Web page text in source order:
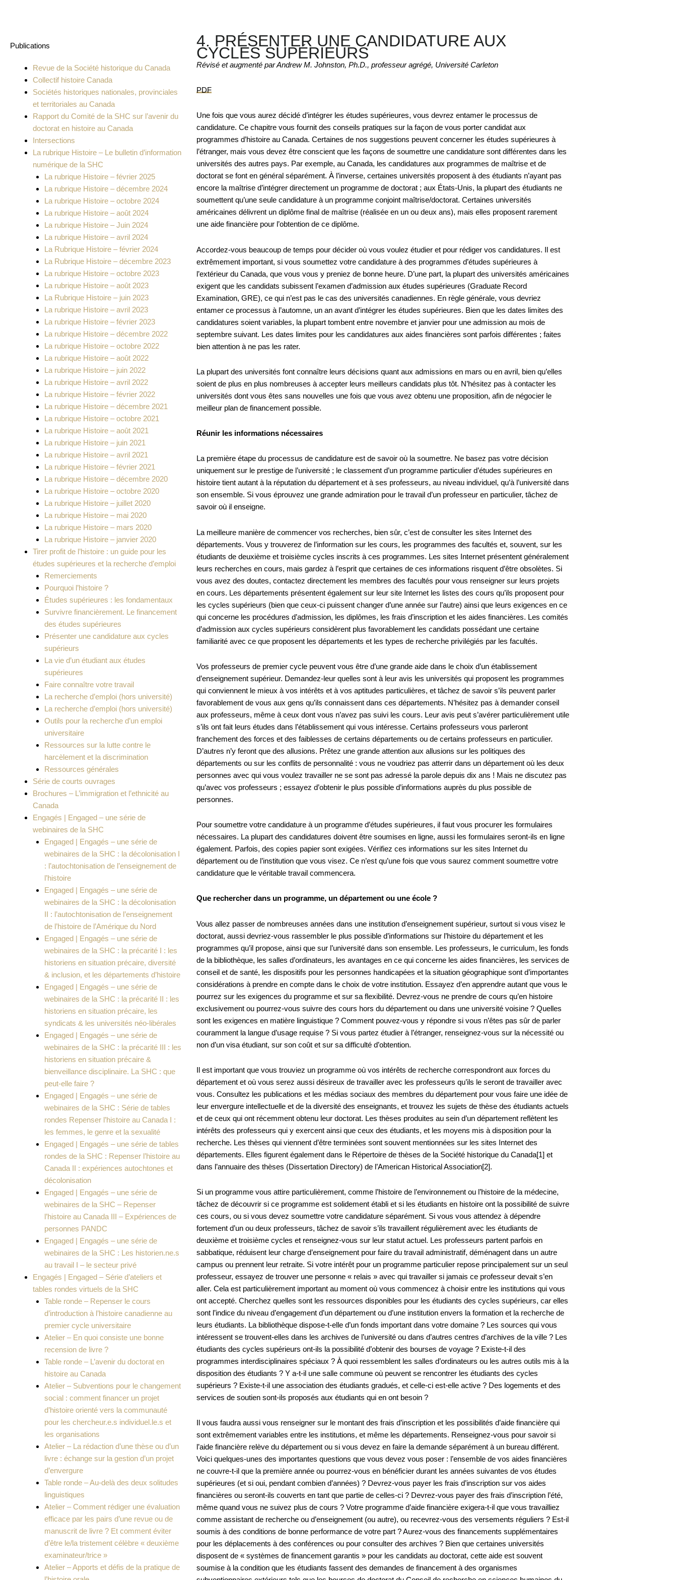
Publications
Revue de la Société historique du Canada
Collectif histoire Canada
Sociétés historiques nationales, provinciales
et territoriales au Canada
Rapport du Comité de la SHC sur l’avenir du
doctorat en histoire au Canada
Intersections
La rubrique Histoire – Le bulletin d’information
numérique de la SHC
La rubrique Histoire – février 2025
La rubrique Histoire – décembre 2024
La rubrique Histoire – octobre 2024
La rubrique Histoire – août 2024
La rubrique Histoire – Juin 2024
La rubrique Histoire – avril 2024
La Rubrique Histoire – février 2024
La Rubrique Histoire – décembre 2023
La rubrique Histoire – octobre 2023
La rubrique Histoire – août 2023
La Rubrique Histoire – juin 2023
La rubrique Histoire – avril 2023
La rubrique Histoire – février 2023
La rubrique Histoire – décembre 2022
La rubrique Histoire – octobre 2022
La rubrique Histoire – août 2022
La rubrique Histoire – juin 2022
La rubrique Histoire – avril 2022
La rubrique Histoire – février 2022
La rubrique Histoire – décembre 2021
La rubrique Histoire – octobre 2021
La rubrique Histoire – août 2021
La rubrique Histoire – juin 2021
La rubrique Histoire – avril 2021
La rubrique Histoire – février 2021
La rubrique Histoire – décembre 2020
La rubrique Histoire – octobre 2020
La rubrique Histoire – juillet 2020
La rubrique Histoire – mai 2020
La rubrique Histoire – mars 2020
La rubrique Histoire – janvier 2020
Tirer profit de l’histoire : un guide pour les
études supérieures et la recherche d’emploi
Remerciements
Pourquoi l’histoire ?
Études supérieures : les fondamentaux
Survivre financièrement. Le financement
des études supérieures
Présenter une candidature aux cycles
supérieurs
La vie d’un étudiant aux études
supérieures
Faire connaître votre travail
La recherche d’emploi (hors université)
La recherche d’emploi (hors université)
Outils pour la recherche d’un emploi
universitaire
Ressources sur la lutte contre le
harcèlement et la discrimination
Ressources générales
Série de courts ouvrages
Brochures – L’immigration et l’ethnicité au
Canada
Engagés | Engaged – une série de
webinaires de la SHC
Engaged | Engagés – une série de
webinaires de la SHC : la décolonisation I
: l’autochtonisation de l’enseignement de
l’histoire
Engaged | Engagés – une série de
webinaires de la SHC : la décolonisation
II : l’autochtonisation de l’enseignement
de l’histoire de l’Amérique du Nord
Engaged | Engagés – une série de
webinaires de la SHC : la précarité I : les
historiens en situation précaire, diversité
& inclusion, et les départements d’histoire
Engaged | Engagés – une série de
webinaires de la SHC : la précarité II : les
historiens en situation précaire, les
syndicats & les universités néo-libérales
Engaged | Engagés – une série de
webinaires de la SHC : la précarité III : les
historiens en situation précaire &
bienveillance disciplinaire. La SHC : que
peut-elle faire ?
Engaged | Engagés – une série de
webinaires de la SHC : Série de tables
rondes Repenser l’histoire au Canada I :
les femmes, le genre et la sexualité
Engaged | Engagés – une série de tables
rondes de la SHC : Repenser l’histoire au
Canada II : expériences autochtones et
décolonisation
Engaged | Engagés – une série de
webinaires de la SHC – Repenser
l’histoire au Canada III – Expériences de
personnes PANDC
Engaged | Engagés – une série de
webinaires de la SHC : Les historien.ne.s
au travail I – le secteur privé
Engagés | Engaged – Série d’ateliers et
tables rondes virtuels de la SHC
Table ronde – Repenser le cours
d’introduction à l’histoire canadienne au
premier cycle universitaire
Atelier – En quoi consiste une bonne
recension de livre ?
Table ronde – L’avenir du doctorat en
histoire au Canada
Atelier – Subventions pour le changement
social : comment financer un projet
d’histoire orienté vers la communauté
pour les chercheur.e.s individuel.le.s et
les organisations
Atelier – La rédaction d’une thèse ou d’un
livre : échange sur la gestion d’un projet
d’envergure
Table ronde – Au-delà des deux solitudes
linguistiques
Atelier – Comment rédiger une évaluation
efficace par les pairs d’une revue ou de
manuscrit de livre ? Et comment éviter
d’être le/la tristement célèbre « deuxième
examinateur/trice »
Atelier – Apports et défis de la pratique de
4. PRÉSENTER UNE CANDIDATURE AUX
CYCLES SUPÉRIEURS
Révisé et augmenté par Andrew M. Johnston, Ph.D., professeur agrégé, Université Carleton
PDF
Une fois que vous aurez décidé d’intégrer les études supérieures, vous devrez entamer le processus de
candidature. Ce chapitre vous fournit des conseils pratiques sur la façon de vous porter candidat aux
programmes d’histoire au Canada. Certaines de nos suggestions peuvent concerner les études supérieures à
l’étranger, mais vous devez être conscient que les façons de soumettre une candidature sont différentes dans les
universités des autres pays. Par exemple, au Canada, les candidatures aux programmes de maîtrise et de
doctorat se font en général séparément. À l’inverse, certaines universités proposent à des étudiants n’ayant pas
encore la maîtrise d’intégrer directement un programme de doctorat ; aux États-Unis, la plupart des étudiants ne
soumettent qu’une seule candidature à un programme conjoint maîtrise/doctorat. Certaines universités
américaines délivrent un diplôme final de maîtrise (réalisée en un ou deux ans), mais elles proposent rarement
une aide financière pour l’obtention de ce diplôme.
Accordez-vous beaucoup de temps pour décider où vous voulez étudier et pour rédiger vos candidatures. Il est
extrêmement important, si vous soumettez votre candidature à des programmes d’études supérieures à
l’extérieur du Canada, que vous vous y preniez de bonne heure. D’une part, la plupart des universités américaines
exigent que les candidats subissent l’examen d’admission aux études supérieures (Graduate Record
Examination, GRE), ce qui n’est pas le cas des universités canadiennes. En règle générale, vous devriez
entamer ce processus à l’automne, un an avant d’intégrer les études supérieures. Bien que les dates limites des
candidatures soient variables, la plupart tombent entre novembre et janvier pour une admission au mois de
septembre suivant. Les dates limites pour les candidatures aux aides financières sont parfois différentes ; faites
bien attention à ne pas les rater.
La plupart des universités font connaître leurs décisions quant aux admissions en mars ou en avril, bien qu’elles
soient de plus en plus nombreuses à accepter leurs meilleurs candidats plus tôt. N’hésitez pas à contacter les
universités dont vous êtes sans nouvelles une fois que vous avez obtenu une proposition, afin de négocier le
meilleur plan de financement possible.
Réunir les informations nécessaires
La première étape du processus de candidature est de savoir où la soumettre. Ne basez pas votre décision
uniquement sur le prestige de l’université ; le classement d’un programme particulier d’études supérieures en
histoire tient autant à la réputation du département et à ses professeurs, au niveau individuel, qu’à l’université dans
son ensemble. Si vous éprouvez une grande admiration pour le travail d’un professeur en particulier, tâchez de
savoir où il enseigne.
La meilleure manière de commencer vos recherches, bien sûr, c’est de consulter les sites Internet des
départements. Vous y trouverez de l’information sur les cours, les programmes des facultés et, souvent, sur les
étudiants de deuxième et troisième cycles inscrits à ces programmes. Les sites Internet présentent généralement
leurs recherches en cours, mais gardez à l’esprit que certaines de ces informations risquent d’être obsolètes. Si
vous avez des doutes, contactez directement les membres des facultés pour vous renseigner sur leurs projets
en cours. Les départements présentent également sur leur site Internet les listes des cours qu’ils proposent pour
les cycles supérieurs (bien que ceux-ci puissent changer d’une année sur l’autre) ainsi que leurs exigences en ce
qui concerne les procédures d’admission, les diplômes, les frais d’inscription et les aides financières. Les comités
d’admission aux cycles supérieurs considèrent plus favorablement les candidats possédant une certaine
familiarité avec ce que proposent les départements et les types de recherche privilégiés par les facultés.
Vos professeurs de premier cycle peuvent vous être d’une grande aide dans le choix d’un établissement
d’enseignement supérieur. Demandez-leur quelles sont à leur avis les universités qui proposent les programmes
qui conviennent le mieux à vos intérêts et à vos aptitudes particulières, et tâchez de savoir s’ils peuvent parler
favorablement de vous aux gens qu’ils connaissent dans ces départements. N’hésitez pas à demander conseil
aux professeurs, même à ceux dont vous n’avez pas suivi les cours. Leur avis peut s’avérer particulièrement utile
s’ils ont fait leurs études dans l’établissement qui vous intéresse. Certains professeurs vous parleront
franchement des forces et des faiblesses de certains départements ou de certains professeurs en particulier.
D’autres n’y feront que des allusions. Prêtez une grande attention aux allusions sur les politiques des
départements ou sur les conflits de personnalité : vous ne voudriez pas atterrir dans un département où les deux
personnes avec qui vous voulez travailler ne se sont pas adressé la parole depuis dix ans ! Mais ne discutez pas
qu’avec vos professeurs ; essayez d’obtenir le plus possible d’informations auprès du plus possible de
personnes.
Pour soumettre votre candidature à un programme d’études supérieures, il faut vous procurer les formulaires
nécessaires. La plupart des candidatures doivent être soumises en ligne, aussi les formulaires seront-ils en ligne
également. Parfois, des copies papier sont exigées. Vérifiez ces informations sur les sites Internet du
département ou de l’institution que vous visez. Ce n’est qu’une fois que vous saurez comment soumettre votre
candidature que le véritable travail commencera.
Que rechercher dans un programme, un département ou une école ?
Vous allez passer de nombreuses années dans une institution d’enseignement supérieur, surtout si vous visez le
doctorat, aussi devriez-vous rassembler le plus possible d’informations sur l’histoire du département et les
programmes qu’il propose, ainsi que sur l’université dans son ensemble. Les professeurs, le curriculum, les fonds
de la bibliothèque, les salles d’ordinateurs, les avantages en ce qui concerne les aides financières, les services de
conseil et de santé, les dispositifs pour les personnes handicapées et la situation géographique sont d’importantes
considérations à prendre en compte dans le choix de votre institution. Essayez d’en apprendre autant que vous le
pourrez sur les exigences du programme et sur sa flexibilité. Devrez-vous ne prendre de cours qu’en histoire
exclusivement ou pourrez-vous suivre des cours hors du département ou dans une université voisine ? Quelles
sont les exigences en matière linguistique ? Comment pouvez-vous y répondre si vous n’êtes pas sûr de parler
couramment la langue d’usage requise ? Si vous partez étudier à l’étranger, renseignez-vous sur la nécessité ou
non d’un visa étudiant, sur son coût et sur sa difficulté d’obtention.
Il est important que vous trouviez un programme où vos intérêts de recherche correspondront aux forces du
département et où vous serez aussi désireux de travailler avec les professeurs qu’ils le seront de travailler avec
vous. Consultez les publications et les médias sociaux des membres du département pour vous faire une idée de
leur envergure intellectuelle et de la diversité des enseignants, et trouvez les sujets de thèse des étudiants actuels
et de ceux qui ont récemment obtenu leur doctorat. Les thèses produites au sein d’un département reflètent les
intérêts des professeurs qui y exercent ainsi que ceux des étudiants, et les moyens mis à disposition pour la
recherche. Les thèses qui viennent d’être terminées sont souvent mentionnées sur les sites Internet des
départements. Elles figurent également dans le Répertoire de thèses de la Société historique du Canada[1] et
dans l’annuaire des thèses (Dissertation Directory) de l’American Historical Association[2].
Si un programme vous attire particulièrement, comme l’histoire de l’environnement ou l’histoire de la médecine,
tâchez de découvrir si ce programme est solidement établi et si les étudiants en histoire ont la possibilité de suivre
ces cours, ou si vous devez soumettre votre candidature séparément. Si vous vous attendez à dépendre
fortement d’un ou deux professeurs, tâchez de savoir s’ils travaillent régulièrement avec les étudiants de
deuxième et troisième cycles et renseignez-vous sur leur statut actuel. Les professeurs partent parfois en
sabbatique, réduisent leur charge d’enseignement pour faire du travail administratif, déménagent dans un autre
campus ou prennent leur retraite. Si votre intérêt pour un programme particulier repose principalement sur un seul
professeur, essayez de trouver une personne « relais » avec qui travailler si jamais ce professeur devait s’en
aller. Cela est particulièrement important au moment où vous commencez à choisir entre les institutions qui vous
ont accepté. Cherchez quelles sont les ressources disponibles pour les étudiants des cycles supérieurs, car elles
sont l’indice du niveau d’engagement d’un département ou d’une institution envers la formation et la recherche de
leurs étudiants. La bibliothèque dispose-t-elle d’un fonds important dans votre domaine ? Les sources qui vous
intéressent se trouvent-elles dans les archives de l’université ou dans d’autres centres d’archives de la ville ? Les
étudiants des cycles supérieurs ont-ils la possibilité d’obtenir des bourses de voyage ? Existe-t-il des
programmes interdisciplinaires spéciaux ? À quoi ressemblent les salles d’ordinateurs ou les autres outils mis à la
disposition des étudiants ? Y a-t-il une salle commune où peuvent se rencontrer les étudiants des cycles
supérieurs ? Existe-t-il une association des étudiants gradués, et celle-ci est-elle active ? Des logements et des
services de soutien sont-ils proposés aux étudiants qui en ont besoin ?
Il vous faudra aussi vous renseigner sur le montant des frais d’inscription et les possibilités d’aide financière qui
sont extrêmement variables entre les institutions, et même les départements. Renseignez-vous pour savoir si
l’aide financière relève du département ou si vous devez en faire la demande séparément à un bureau différent.
Voici quelques-unes des importantes questions que vous devez vous poser : l’ensemble de vos aides financières
ne couvre-t-il que la première année ou pourrez-vous en bénéficier durant les années suivantes de vos études
supérieures (et si oui, pendant combien d’années) ? Devrez-vous payer les frais d’inscription sur vos aides
financières ou seront-ils couverts en tant que partie de celles-ci ? Devrez-vous payer des frais d’inscription l’été,
même quand vous ne suivez plus de cours ? Votre programme d’aide financière exigera-t-il que vous travailliez
comme assistant de recherche ou d’enseignement (ou autre), ou recevrez-vous des versements réguliers ? Est-il
soumis à des conditions de bonne performance de votre part ? Aurez-vous des financements supplémentaires
pour les déplacements à des conférences ou pour consulter des archives ? Bien que certaines universités
disposent de « systèmes de financement garantis » pour les candidats au doctorat, cette aide est souvent
soumise à la condition que les étudiants fassent des demandes de financement à des organismes